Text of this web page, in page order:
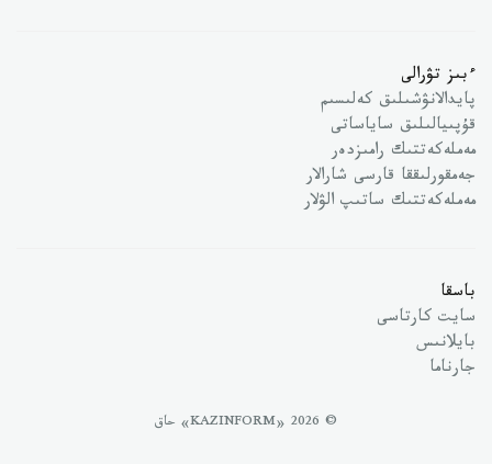
ءبىز تۋرالى
پايدالانۋشىلىق كەلىسىم
قۇپىيالىلىق ساياساتى
مەملەكەتتىك رامىزدەر
جەمقورلىققا قارسى شارالار
مەملەكەتتىك ساتىپ الۋلار
باسقا
سايت كارتاسى
بايلانىس
جارناما
© 2026 «KAZINFORM» حاق